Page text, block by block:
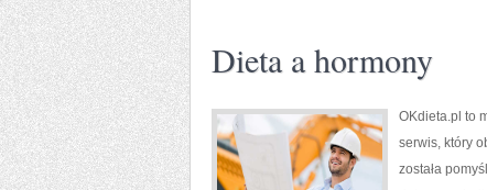
Dieta a hormony
OKdieta.pl to
serwis, który
została